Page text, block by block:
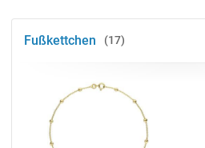
Fußkettchen 17